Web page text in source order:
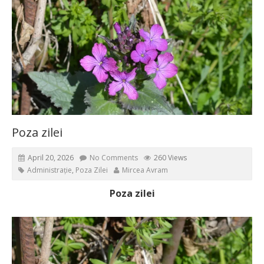
Poza zilei
April 20, 2026 No Comments
260 Views
Administrație, Poza Zilei Mircea Avram
Poza zilei